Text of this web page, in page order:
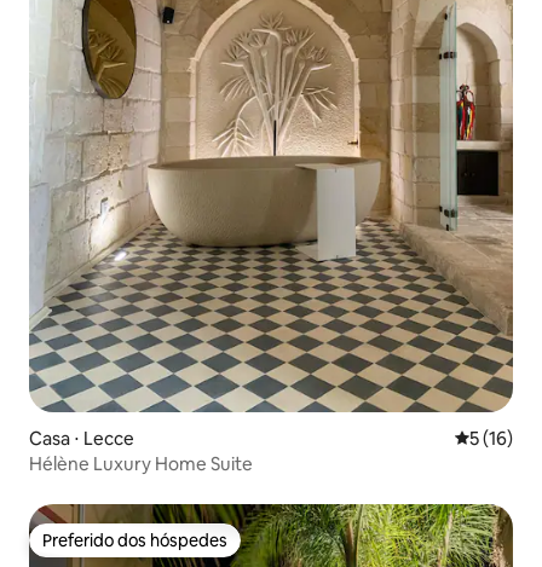
Casa ⋅ Lecce 5 de uma
5 (16)
Hélène Luxury Home Suite
Preferido dos hóspedes
Preferido dos hóspedes